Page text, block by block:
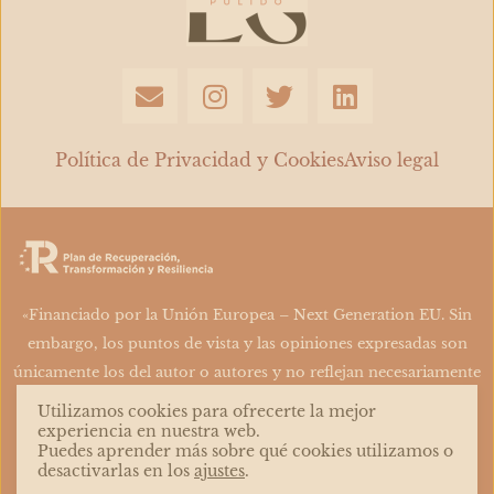
E
n
e
o
p
e
I
n
t
g
m
T
w
t
e
L
i
k
d
Política de Privacidad y CookiesAviso legal
«Financiado por la Unión Europea – Next Generation EU. Sin
embargo, los puntos de vista y las opiniones expresadas son
únicamente los del autor o autores y no reflejan necesariamente
los de la Unión Europea o la Comisión Europea. Ni la Unión
Europea ni la Comisión Europea pueden ser consideradas
responsables de las mismas»
Utilizamos cookies para ofrecerte la mejor
experiencia en nuestra web.
Puedes aprender más sobre qué cookies utilizamos o
desactivarlas en los ajustes.